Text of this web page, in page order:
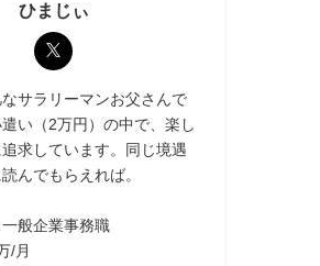
ひまじぃ
サラリーマンお父さんで
い（2万円）の中で、楽し
求しています。同じ境遇
んでもらえれば。
般企業事務職
/月